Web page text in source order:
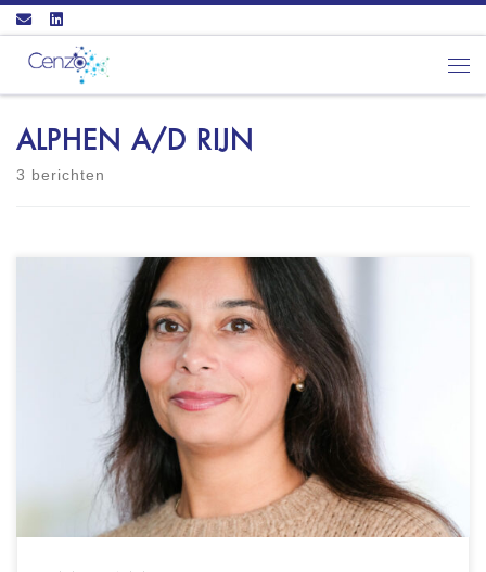
Ga naar inhoud
ALPHEN A/D RIJN
3 berichten
Meriam Geurts Coaching & Advies Locatie:
Coaching in regio Randstad Incompany
coaching of op externe locaties Vestigingslocatie
is Bergschenhoek Certificering: ICF - ACC CHAP
practitioner Wie ik ben: Graag stel ik mij aan je
voor… Meriam Geurts; ik ben vrouw, moeder,
HR businesspartner en Coach. Mijn levensmotto’s
zijn: “alles in […]